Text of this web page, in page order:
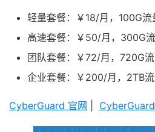
轻量套餐：￥18/月，100G流
高速套餐：￥50/月，300G流
团队套餐：￥72/月，720G流
企业套餐：￥200/月，2TB流
CyberGuard 官网 CyberGuard